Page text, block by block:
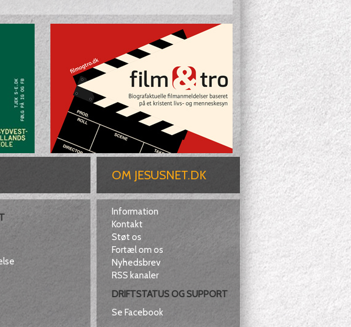
OM JESUSNET.DK
Information
Kontakt
Støt os
Fortæl om os
Nyhedsbrev
RSS kanaler
DRIFTSTATUS OG SUPPORT
Se Facebook